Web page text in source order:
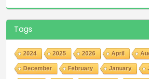
Tags
2024 2025 2026 April
December February January